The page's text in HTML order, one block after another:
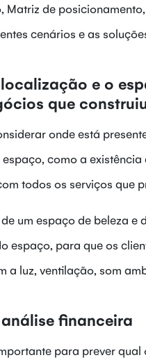
Matriz de
cenários e as
e o
que
onde está
como a
todos os serviços que
um espaço de beleza
espaço, para que os
a luz, ventilação, som
financeira
para prever